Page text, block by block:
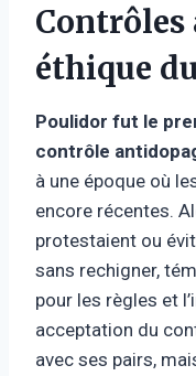
Contrôles
éthique
Poulidor fut le
contrôle
à une époque où
encore récentes.
protestaient ou
sans rechigner,
pour les règles et
acceptation du
avec ses pairs,